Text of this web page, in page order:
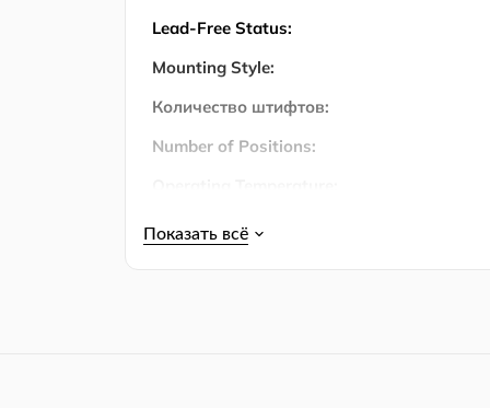
Lead-Free Status:
Mounting Style:
Количество штифтов:
Number of Positions:
Operating Temperature (Max):